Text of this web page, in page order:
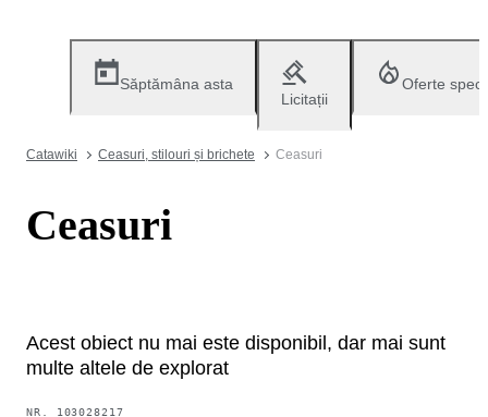
Săptămâna asta
Licitații
Oferte
Catawiki Ceasuri, stilouri și brichete Ceasuri
Ceasuri
Acest obiect nu mai este disponibil, dar mai sunt
multe altele de explorat
NR. 103028217